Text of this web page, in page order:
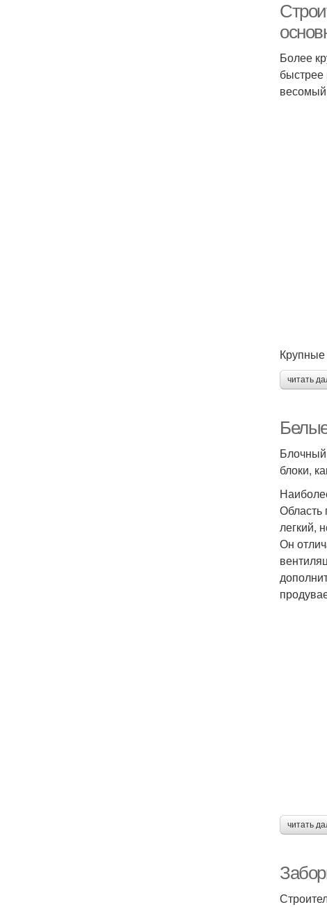
Более
быстрее
весомый
Крупные
читать
Блочный
блоки,
Область
легкий,
Он
читать